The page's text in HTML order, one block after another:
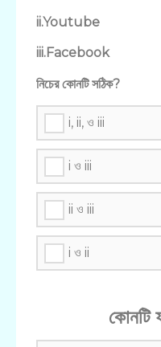
ii.Youtube
iii.Facebook
নিচের কোনটি সঠিক?
i, ii, ও iii
i ও iii
ii ও iii
i ও ii
কোনটি